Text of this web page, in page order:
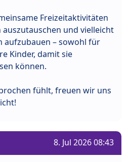
Freizeitaktivitäten
und vielleicht
aufzubauen – sowohl für
Kinder, damit sie
können.
fühlt, freuen wir uns
8. Jul 2026 08:43